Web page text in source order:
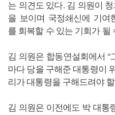
는 의견도 있다. 김 의원이
을 보이며 국정쇄신에 기여
를 회복할 수 있는 기회가 될
김 의원은 합동연설회에서 “
마다 당을 구해준 대통령이
리가 대통령을 구해드려야
김 의원은 이전에도 박 대통